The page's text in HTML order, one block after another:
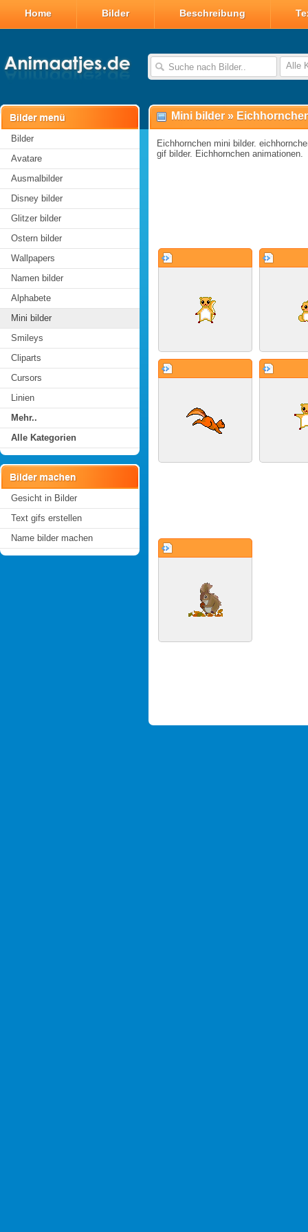
Home Bilder Beschreibung
Alle
Bilder
Avatare
Ausmalbilder
Disney bilder
Glitzer bilder
Ostern bilder
Wallpapers
Namen bilder
Alphabete
Mini bilder
Smileys
Cliparts
Cursors
Linien
Mehr..
Alle Kategorien
Gesicht in Bilder
Text gifs erstellen
Name bilder machen
Mini bilder »
Eichhornchen mini bilder.
gif bilder. Eichhornchen animationen.